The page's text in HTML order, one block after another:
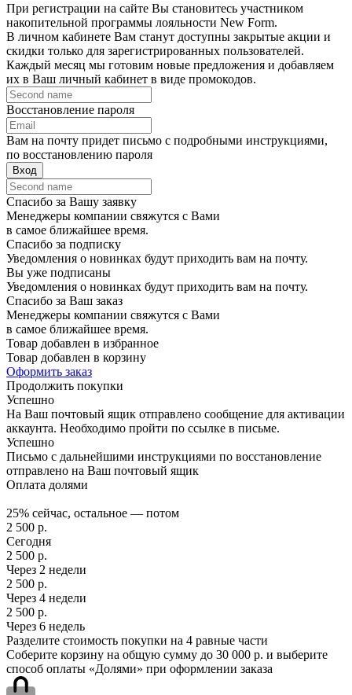
При регистрации на сайте Вы становитесь участником
накопительной программы лояльности New Form.
В личном кабинете Вам станут доступны закрытые акции и
скидки только для зарегистрированных пользователей.
Каждый месяц мы готовим новые предложения и добавляем
их в Ваш личный кабинет в виде промокодов.
Восстановление пароля
Вам на почту придет письмо с подробными инструкциями,
по восстановлению пароля
Вход
Спасибо за Вашу заявку
Менеджеры компании свяжутся с Вами
в самое ближайшее время.
Спасибо за подписку
Уведомления о новинках будут приходить вам на почту.
Вы уже подписаны
Уведомления о новинках будут приходить вам на почту.
Спасибо за Ваш заказ
Менеджеры компании свяжутся с Вами
в самое ближайшее время.
Товар добавлен в избранное
Товар добавлен в корзину
Оформить заказ
Продолжить покупки
Успешно
На Ваш почтовый ящик отправлено сообщение для активации
аккаунта. Необходимо пройти по ссылке в письме.
Успешно
Письмо с дальнейшими инструкциями по восстановление
отправлено на Ваш почтовый ящик
Оплата долями
25% сейчас, остальное — потом
2 500 р.
Сегодня
2 500 р.
Через 2 недели
2 500 р.
Через 4 недели
2 500 р.
Через 6 недель
Разделите стоимость покупки на 4 равные части
Соберите корзину на общую сумму до 30 000 р. и выберите
способ оплаты «Долями» при оформлении заказа